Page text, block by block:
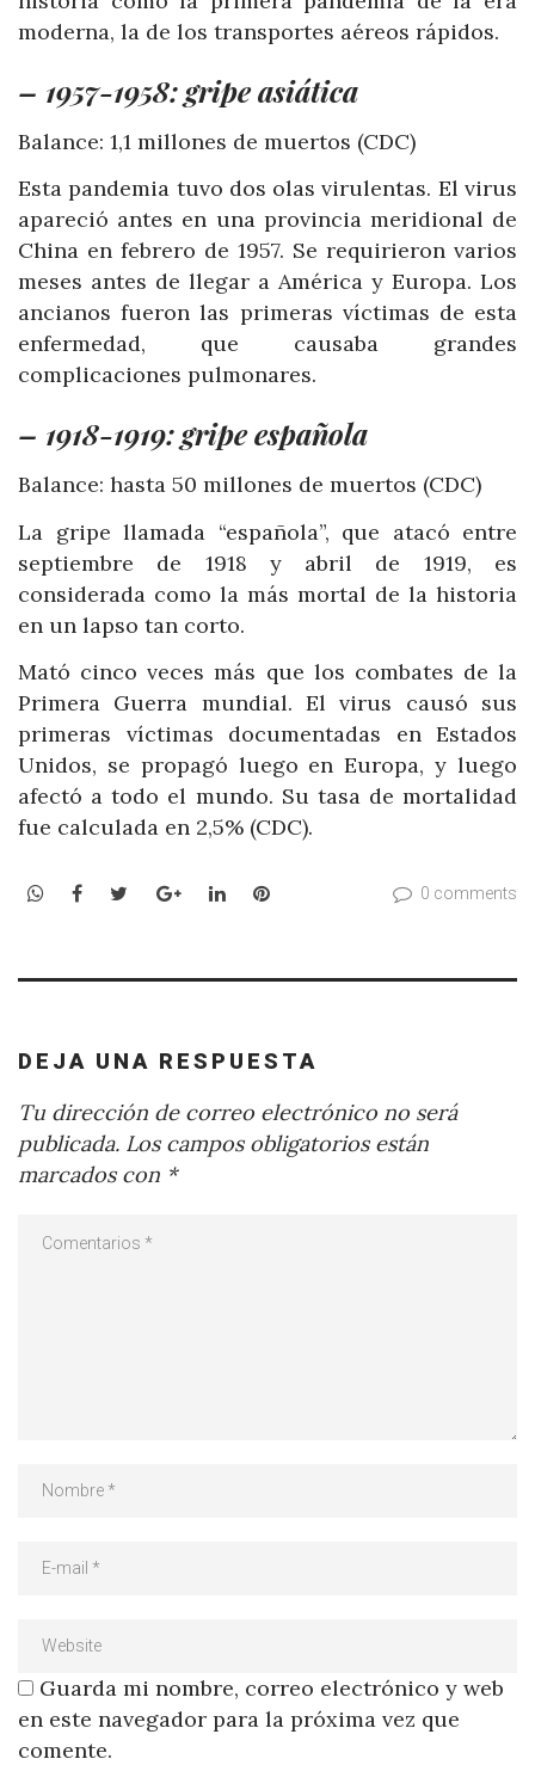
moderna, la de los transportes aéreos rápidos.
– 1957-1958: gripe asiática
Balance: 1,1 millones de muertos (CDC)
Esta pandemia tuvo dos olas virulentas. El virus
apareció antes en una provincia meridional de
China en febrero de 1957. Se requirieron varios
meses antes de llegar a América y Europa. Los
ancianos fueron las primeras víctimas de esta
enfermedad, que causaba grandes
complicaciones pulmonares.
– 1918-1919: gripe española
Balance: hasta 50 millones de muertos (CDC)
La gripe llamada “española”, que atacó entre
septiembre de 1918 y abril de 1919, es
considerada como la más mortal de la historia
en un lapso tan corto.
Mató cinco veces más que los combates de la
Primera Guerra mundial. El virus causó sus
primeras víctimas documentadas en Estados
Unidos, se propagó luego en Europa, y luego
afectó a todo el mundo. Su tasa de mortalidad
fue calculada en 2,5% (CDC).
WhatsApp
Facebook
TwitterGoogle+LinkedInPinterest 0 comments
DEJA UNA RESPUESTA
Tu dirección de correo electrónico no será
publicada. Los campos obligatorios están
marcados con *
Guarda mi nombre, correo electrónico y web
en este navegador para la próxima vez que
comente.